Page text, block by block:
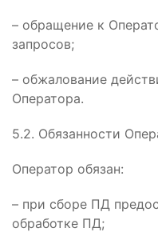
– обращение к
запросов;
– обжалование
Оператора.
5.2. Обязанности
Оператор обязан:
– при сборе ПД
обработке ПД;